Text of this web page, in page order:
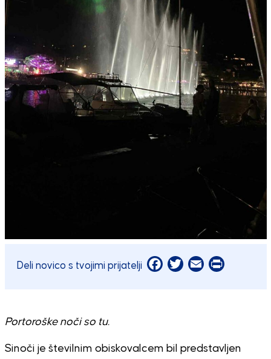
Deli novico s tvojimi prijatelji Facebook
Twitter
EmailPrint
Portoroške noči so tu.
Sinoči je številnim obiskovalcem bil predstavljen